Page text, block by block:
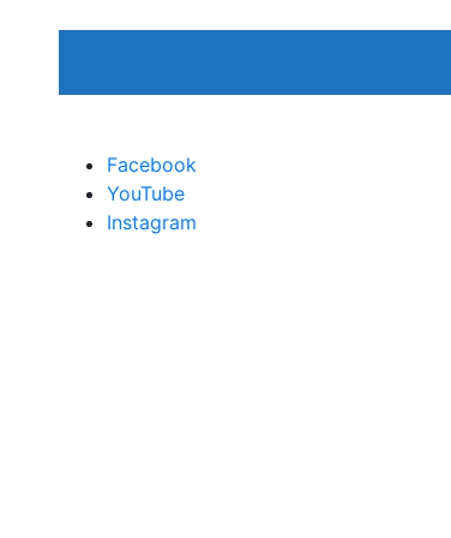
Facebook
YouTube
Instagram